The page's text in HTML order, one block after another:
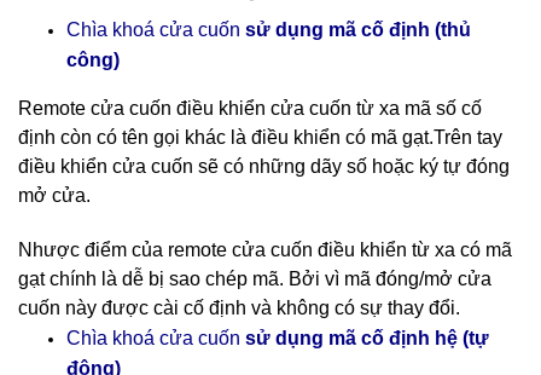
Chìa khoá cửa cuốn sử dụng mã cố định (thủ
công)
Remote cửa cuốn điều khiển cửa cuốn từ xa mã số cố
định còn có tên gọi khác là điều khiển có mã gạt.Trên tay
điều khiển cửa cuốn sẽ có những dãy số hoặc ký tự đóng
mở cửa.
Nhược điểm của remote cửa cuốn điều khiển từ xa có mã
gạt chính là dễ bị sao chép mã. Bởi vì mã đóng/mở cửa
cuốn này được cài cố định và không có sự thay đổi.
Chìa khoá cửa cuốn sử dụng mã cố định hệ (tự
động)